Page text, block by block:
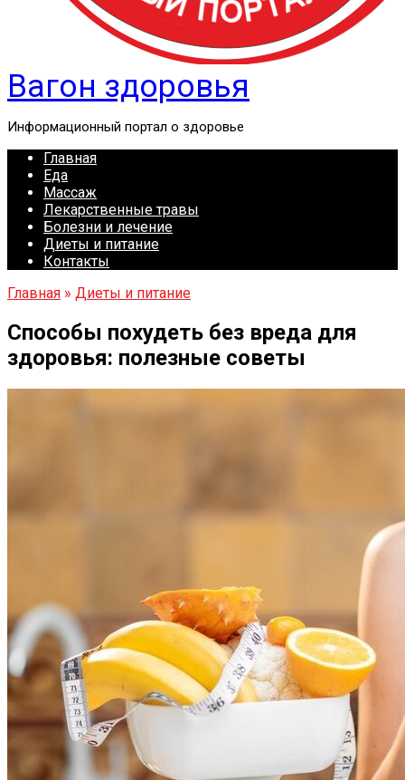
Вагон здоровья
Информационный портал о здоровье
Главная
Еда
Массаж
Лекарственные травы
Болезни и лечение
Диеты и питание
Контакты
Главная » Диеты и питание
Способы похудеть без вреда для
здоровья: полезные советы